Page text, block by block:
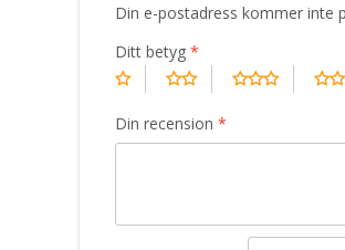
Din e-postadress kommer inte
Ditt betyg *
Din recension *